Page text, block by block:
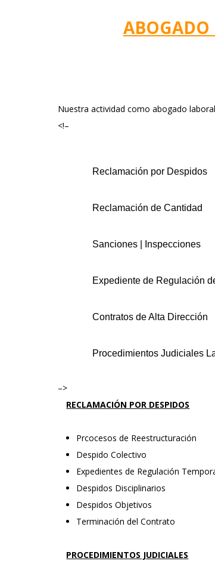
ABOGADO
Nuestra actividad como abogado
<!–
Reclamación por Despidos
Reclamación de Cantidad
Sanciones | Inspecciones
Expediente de Regulación
Contratos de Alta Dirección
Procedimientos Judiciales
–>
RECLAMACIÓN POR DESPIDOS
Prcocesos de Reestructuración
Despido Colectivo
Expedientes de Regulación
Despidos Disciplinarios
Despidos Objetivos
Terminación del Contrato
PROCEDIMIENTOS JUDICIALES